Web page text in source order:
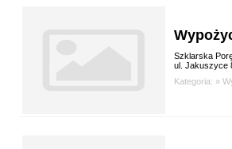
Szklarska
ul. Jakuszyce
Kategoria: »